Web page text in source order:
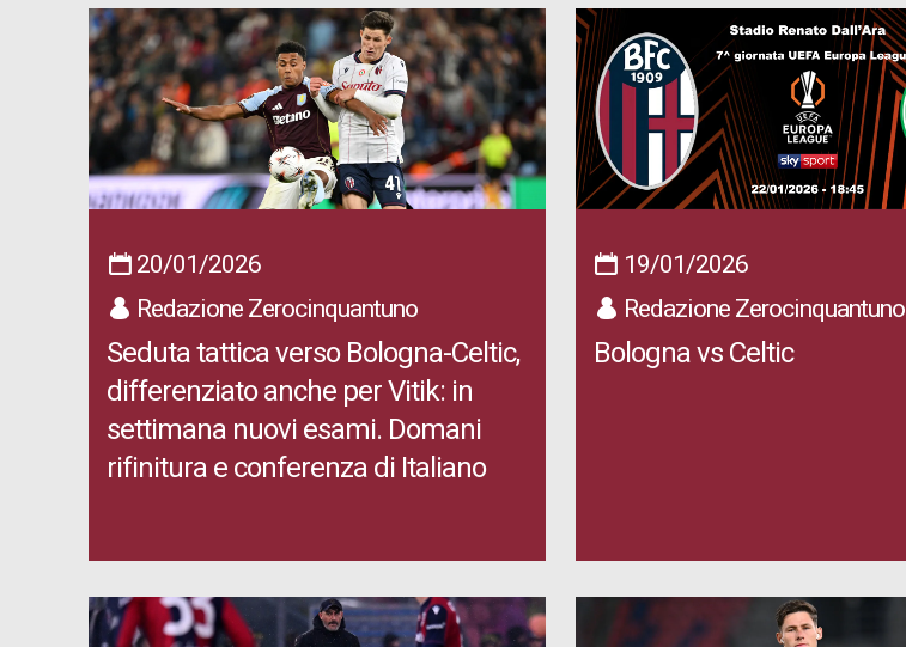
20/01/2026
Redazione Zerocinquantuno
Seduta tattica verso Bologna-Celtic,
differenziato anche per Vitik: in
settimana nuovi esami. Domani
rifinitura e conferenza di Italiano
19/01/2026
Redazione Zerocinquantuno
Bologna vs Celtic